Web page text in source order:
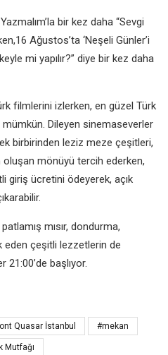
bir kez daha “Sevgi
Ağustos’ta ‘Neşeli Günler’i
mi yapılır?” diye bir kez daha
filmlerini izlerken, en güzel Türk
Dileyen sinemaseverler
birbirinden leziz meze çeşitleri,
oluşan mönüyü tercih ederken,
giriş ücretini ödeyerek, açık
mısır, dondurma,
çeşitli lezzetlerin de
başlıyor.
Quasar İstanbul #mekan
Mutfağı